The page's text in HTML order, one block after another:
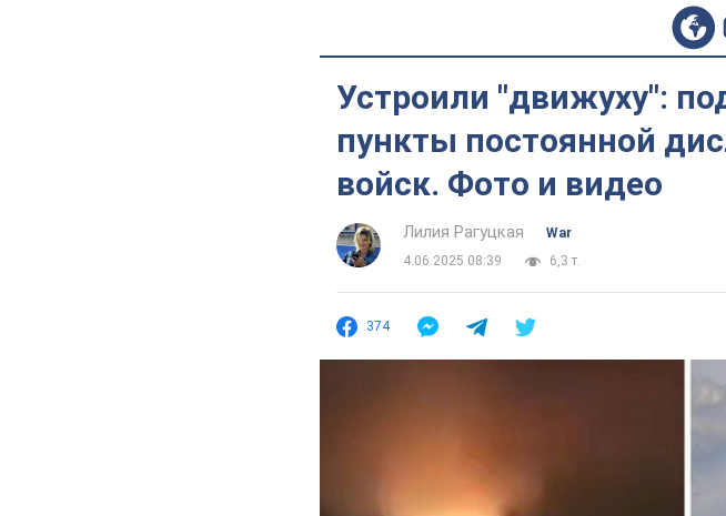
Устроили "движуху":
пункты постоянной
войск. Фото и видео
Лилия Рагуцкая
War
4.06.2025 08:39
6,3 т.
374